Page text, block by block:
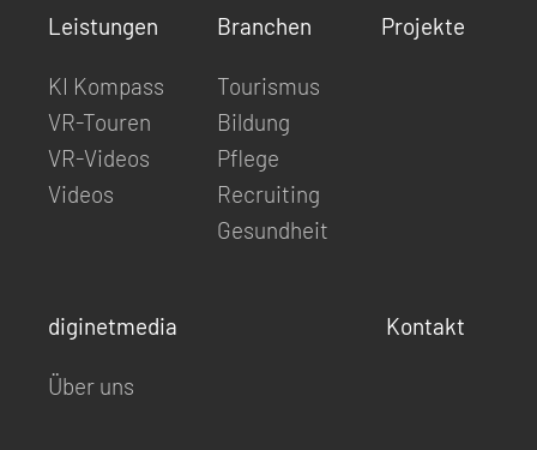
Leistungen
KI Kompass
VR-Touren
VR-Videos
Videos
Branchen
Tourismus
Bildung
Pflege
Recruiting
Gesundheit
Projekte
diginetmedia
Über uns
Kontakt